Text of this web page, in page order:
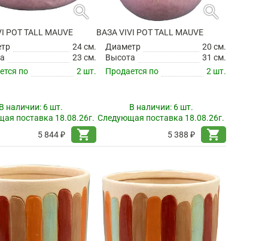
search
POT TALL MAUVE
24 см.
23 см.
по
2 шт.
наличии: 6 шт.
поставка 18.08.26г.
5 844 ₽
shopping_cart
search
ВАЗА VIVI POT TALL MAUVE
Диаметр
20 см.
Высота
31 см.
Продается по
2 шт.
В наличии: 6 шт.
Следующая поставка 18.08.26г.
5 388 ₽
shopping_cart